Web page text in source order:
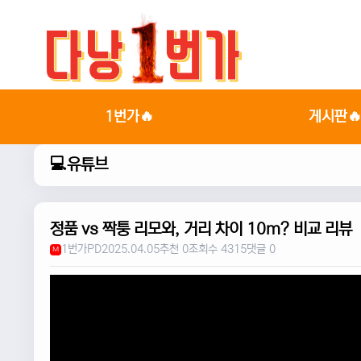
1번가🔥 게시판🔥
💻유튜브
정품 vs 짝퉁 리모와, 거리 차이 10m? 비교 리뷰
M 1번가PD2025.04.05추천 0조회수 4315댓글 0